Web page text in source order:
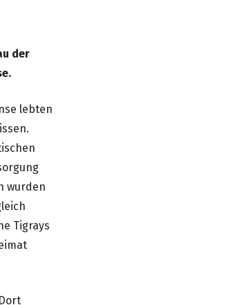
der
lebten
wurden
Tigrays